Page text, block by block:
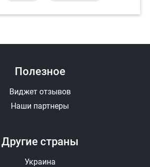
Другие страны
Украина
Полезное
Виджет отзывов
Наши партнеры